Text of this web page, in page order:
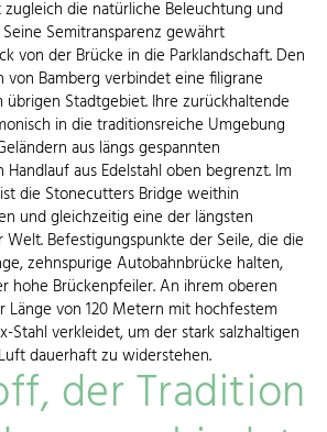
die natürliche Beleuchtung und
Semitransparenz gewährt
von der Brücke in die Parklandschaft. Den
von Bamberg verbindet eine filigrane
Stadtgebiet. Ihre zurückhaltende
in die traditionsreiche Umgebung
aus längs gespannten
Handlauf aus Edelstahl oben begrenzt. Im
die Stonecutters Bridge weithin
und gleichzeitig eine der längsten
Welt. Befestigungspunkte der Seile, die die
zehnspurige Autobahnbrücke halten,
hohe Brückenpfeiler. An ihrem oberen
Länge von 120 Metern mit hochfestem
Stahl verkleidet, um der stark salzhaltigen
dauerhaft zu widerstehen.
der Tradition